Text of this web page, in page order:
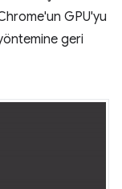
GPU'yu
geri